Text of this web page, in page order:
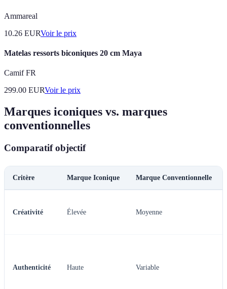
Ammareal
10.26 EURVoir le prix
Matelas ressorts biconiques 20 cm Maya
Camif FR
299.00 EURVoir le prix
Marques iconiques vs. marques
conventionnelles
Comparatif objectif
Critère Marque Iconique Marque Conventionnelle
Créativité Élevée Moyenne
Authenticité Haute Variable